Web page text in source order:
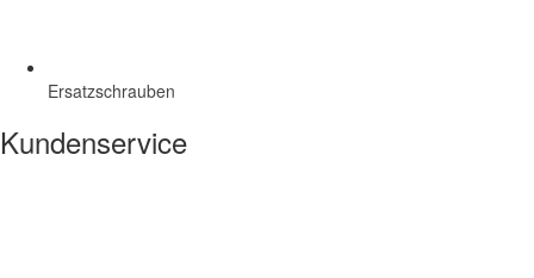
Ersatzschrauben
Kundenservice